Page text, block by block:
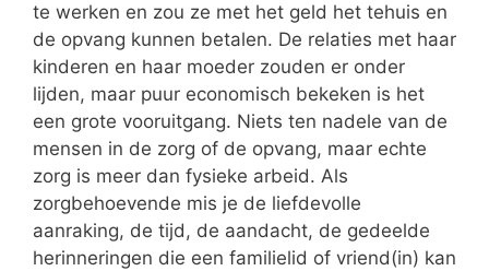
te werken en zou ze met het geld het tehuis en
de opvang kunnen betalen. De relaties met haar
kinderen en haar moeder zouden er onder
lijden, maar puur economisch bekeken is het
een grote vooruitgang. Niets ten nadele van de
mensen in de zorg of de opvang, maar echte
zorg is meer dan fysieke arbeid. Als
zorgbehoevende mis je de liefdevolle
aanraking, de tijd, de aandacht, de gedeelde
herinneringen die een familielid of vriend(in) kan